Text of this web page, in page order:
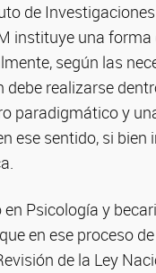
de
instituye una
según las
debe realizarse
paradigmático y
ese sentido, si
Psicología y
en ese proceso
de la Ley